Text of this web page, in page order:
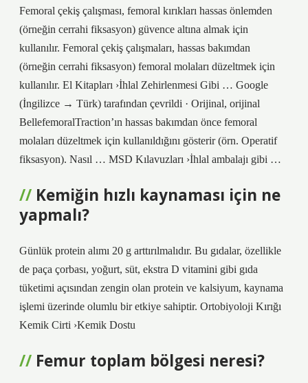
Femoral çekiş çalışması, femoral kırıkları hassas önlemden
(örneğin cerrahi fiksasyon) güvence altına almak için
kullanılır. Femoral çekiş çalışmaları, hassas bakımdan
(örneğin cerrahi fiksasyon) femoral molaları düzeltmek için
kullanılır. El Kitapları ›İhlal Zehirlenmesi Gibi … Google
(İngilizce → Türk) tarafından çevrildi · Orijinal, orijinal
BellefemoralTraction’ın hassas bakımdan önce femoral
molaları düzeltmek için kullanıldığını gösterir (örn. Operatif
fiksasyon). Nasıl … MSD Kılavuzları ›İhlal ambalajı gibi …
Kemiğin hızlı kaynaması için ne
yapmalı?
Günlük protein alımı 20 g arttırılmalıdır. Bu gıdalar, özellikle
de paça çorbası, yoğurt, süt, ekstra D vitamini gibi gıda
tüketimi açısından zengin olan protein ve kalsiyum, kaynama
işlemi üzerinde olumlu bir etkiye sahiptir. Ortobiyoloji Kırığı
Kemik Cirti ›Kemik Dostu
Femur toplam bölgesi neresi?